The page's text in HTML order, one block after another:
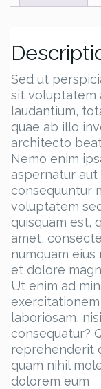
Sed ut
sit voluptatem
laudantium,
quae ab illo
architecto
Nemo enim
aspernatur
consequuntur
voluptatem
quisquam est,
amet,
numquam
et dolore
Ut enim ad
laboriosam,
consequatur?
reprehenderit
quam nihil
dolorem eum